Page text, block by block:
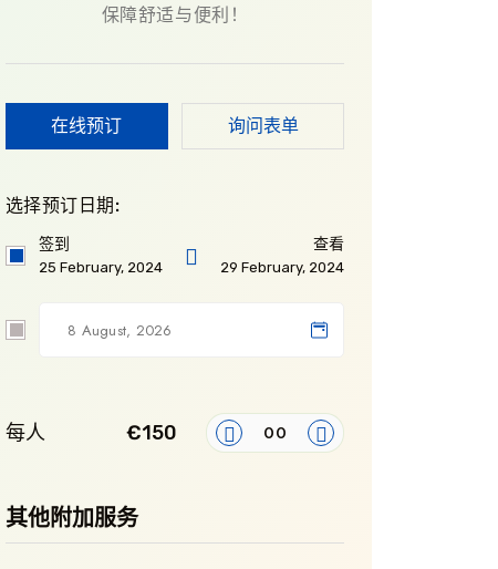
保障舒适与便利！
在线预订 询问表单
选择预订日期:
签到
25 February, 2024
查看
29 February, 2024
每人 €150
其他附加服务